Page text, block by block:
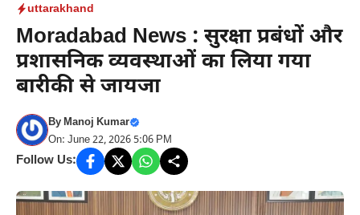
uttarakhand
Moradabad News : सुरक्षा प्रबंधों और
प्रशासनिक व्यवस्थाओं का लिया गया
बारीकी से जायजा
ByManoj Kumar
On: June 22, 2026 5:06 PM
Follow Us: